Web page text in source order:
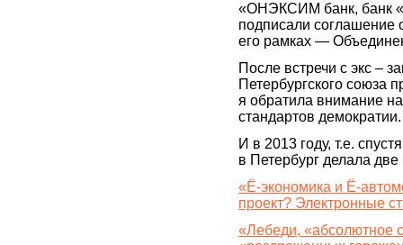
«ОНЭКСИМ банк, банк
подписали соглашение
его рамках —
После встречи с экс –
Петербургского союза
я обратила внимание
стандартов демократии.
И в 2013 году, т.е.
в Петербург делала
«Ё-экономика и Ё-
проект? Электронные
«Лебеди, «абсолютное